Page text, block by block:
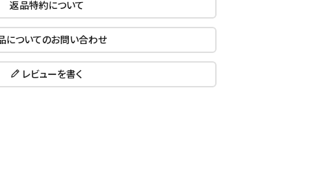
返品特約について
についてのお問い合わせ
レビューを書く